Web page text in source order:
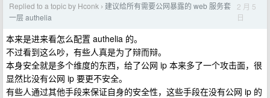
Replied to a topic by Hconk › 建议给所有需要公网暴露的 web 服务套
一层 authelia
2 月 5
日
本来是进来看怎么配置 authelia 的。
不过看到这么吵，有些人真是为了辩而辩。
本身安全就是多个维度的东西，给了公网 ip 本来多了一个攻击面，很
显然比没有公网 ip 要更不安全。
有些人通过其他手段来保证自身的安全性，这些手段在没有公网 ip 的